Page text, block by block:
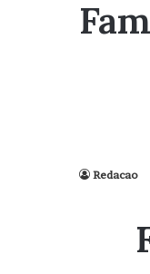
Redacao